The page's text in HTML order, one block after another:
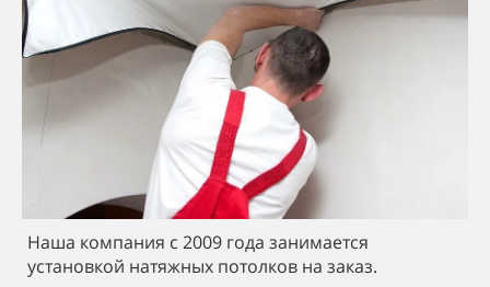
Наша компания с 2009 года занимается
установкой натяжных потолков на заказ.